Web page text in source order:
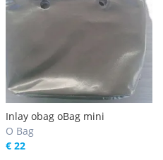
Inlay obag oBag mini
O Bag
€ 22